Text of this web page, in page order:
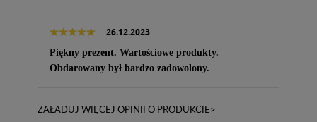
26.12.2023
Piękny prezent. Wartościowe produkty.
Obdarowany był bardzo zadowolony.
ZAŁADUJ WIĘCEJ OPINII O PRODUKCIE>